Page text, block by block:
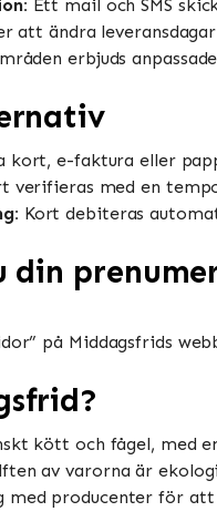
Ett mail och SMS
att ändra
erbjuds
kort, e-faktura eller
verifieras med en
Kort debiteras
din
på Middagsfrids
kött och fågel, med
av varorna är
med producenter för